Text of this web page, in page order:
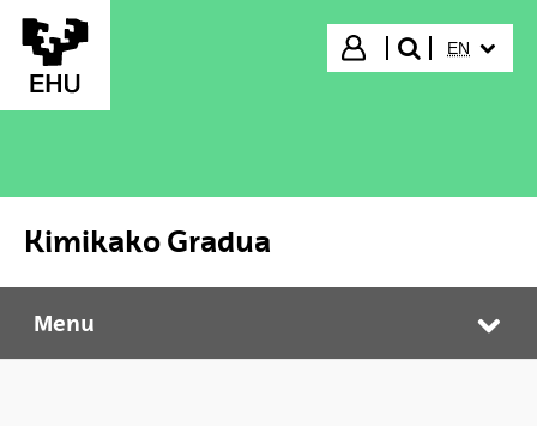
Skip to Main Content
Login
search"
EN
Kimikako Gradua
Kimikako Gradua
Menu